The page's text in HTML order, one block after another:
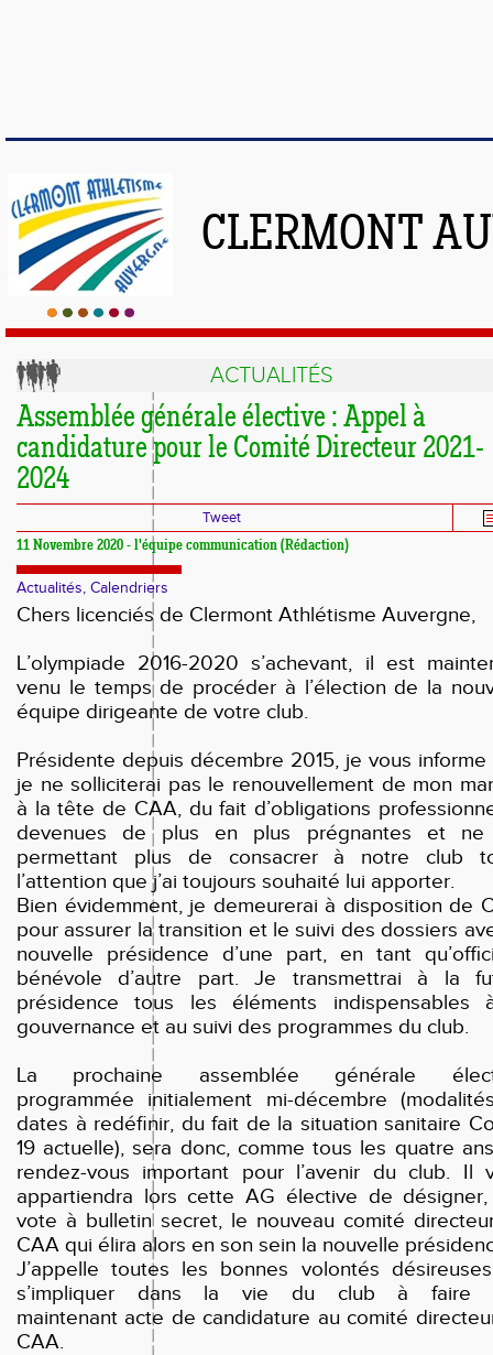
CLERMONT
ACTUALITÉS
Assemblée générale élective : Appel à
candidature pour le Comité Directeur 2021-
2024
Tweet
11 Novembre 2020 - l'équipe communication (Rédaction)
Actualités, Calendriers
Chers licenciés de Clermont Athlétisme Auvergne,
L’olympiade 2016-2020 s’achevant, il est
venu le temps de procéder à l’élection de la
équipe dirigeante de votre club.
Présidente depuis décembre 2015, je vous informe
je ne solliciterai pas le renouvellement de mon
à la tête de CAA, du fait d’obligations
devenues de plus en plus prégnantes et ne
permettant plus de consacrer à notre club
l’attention que j’ai toujours souhaité lui apporter.
Bien évidemment, je demeurerai à disposition de
pour assurer la transition et le suivi des dossiers
nouvelle présidence d’une part, en tant
bénévole d’autre part. Je transmettrai à la
présidence tous les éléments indispensables
gouvernance et au suivi des programmes du club.
La prochaine assemblée générale
programmée initialement mi-décembre
dates à redéfinir, du fait de la situation sanitaire
19 actuelle), sera donc, comme tous les quatre
rendez-vous important pour l’avenir du club. Il
appartiendra lors cette AG élective de
vote à bulletin secret, le nouveau comité
CAA qui élira alors en son sein la nouvelle
J’appelle toutes les bonnes volontés
s’impliquer dans la vie du club à faire
maintenant acte de candidature au comité
CAA.